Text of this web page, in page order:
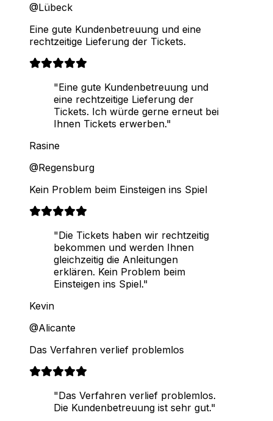
@Lübeck
Eine gute Kundenbetreuung und eine
rechtzeitige Lieferung der Tickets.
"Eine gute Kundenbetreuung und
eine rechtzeitige Lieferung der
Tickets. Ich würde gerne erneut bei
Ihnen Tickets erwerben."
Rasine
@Regensburg
Kein Problem beim Einsteigen ins Spiel
"Die Tickets haben wir rechtzeitig
bekommen und werden Ihnen
gleichzeitig die Anleitungen
erklären. Kein Problem beim
Einsteigen ins Spiel."
Kevin
@Alicante
Das Verfahren verlief problemlos
"Das Verfahren verlief problemlos.
Die Kundenbetreuung ist sehr gut."